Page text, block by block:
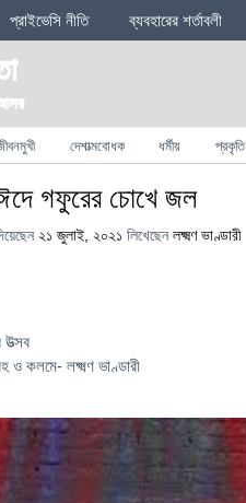
প্রাইভেসি নীতি ব্যবহারের শর্তাবলী
দেশাত্মবোধক ধর্মীয় প্রকৃতি
গফুরের চোখে জল
২১ জুলাই, ২০২১ লিখেছেন লক্ষ্মণ ভাণ্ডারী
উত্সব
ও কলমে- লক্ষ্মণ ভাণ্ডারী